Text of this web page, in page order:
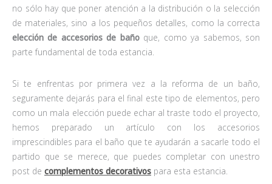
no sólo hay que poner atención a la distribución o la selección
de materiales, sino a los pequeños detalles, como la correcta
elección de accesorios de bañoque, como ya sabemos, son
parte fundamental de toda estancia.
Si te enfrentas por primera vez a la reforma de un baño,
seguramente dejarás para el final este tipo de elementos, pero
como un mala elección puede echar al traste todo el proyecto,
hemos preparado un artículo con los accesorios
imprescindibles para el baño que te ayudarán a sacarle todo el
partido que se merece, que puedes completar con unestro
post de complementos decorativos para esta estancia.